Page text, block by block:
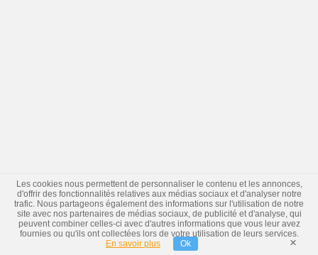
Les cookies nous permettent de personnaliser le contenu et les annonces,
d'offrir des fonctionnalités relatives aux médias sociaux et d'analyser notre
trafic. Nous partageons également des informations sur l'utilisation de notre
site avec nos partenaires de médias sociaux, de publicité et d'analyse, qui
peuvent combiner celles-ci avec d'autres informations que vous leur avez
fournies ou qu'ils ont collectées lors de votre utilisation de leurs services.
En savoir plus
Ok ×